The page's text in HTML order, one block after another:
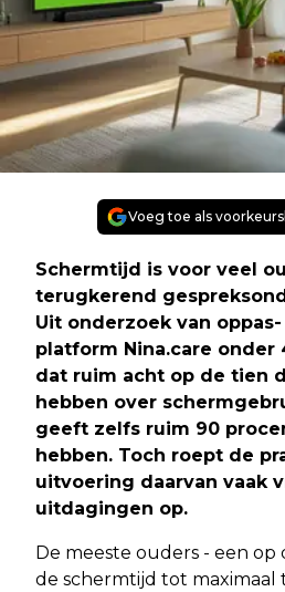
Voeg toe als
Schermtijd is voor veel
terugkerend
Uit onderzoek van
platform Nina.care
dat ruim acht op de tien
hebben over
geeft zelfs ruim 90
hebben. Toch roept de
uitvoering daarvan vaak
uitdagingen op.
De meeste ouders - een
de schermtijd tot maximaal